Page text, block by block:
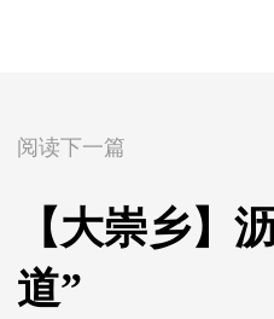
阅读下一篇
【大崇乡】
道”